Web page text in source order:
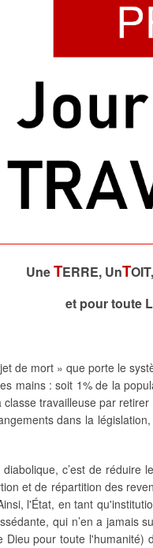
UneTERRE, UnT
et pour toute
de mort » que porte le
mains : soit 1% de la
travailleuse par
dans la
c’est de
et de répartition des
l'État, en tant
qui n’en a jamais
pour toute